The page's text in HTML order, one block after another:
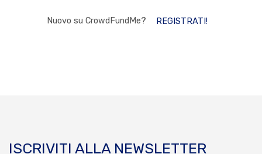
Nuovo su CrowdFundMe? REGISTRATI!
ISCRIVITI ALLA NEWSLETTER